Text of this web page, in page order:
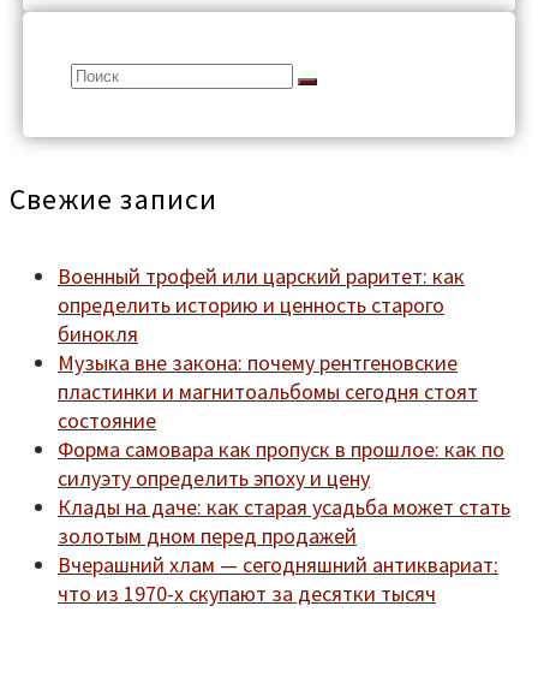
Search
Свежие записи
Военный трофей или царский раритет: как
определить историю и ценность старого
бинокля
Музыка вне закона: почему рентгеновские
пластинки и магнитоальбомы сегодня стоят
состояние
Форма самовара как пропуск в прошлое: как по
силуэту определить эпоху и цену
Клады на даче: как старая усадьба может стать
золотым дном перед продажей
Вчерашний хлам — сегодняшний антиквариат:
что из 1970-х скупают за десятки тысяч